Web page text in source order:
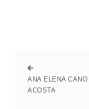
ANA ELENA CANO
ACOSTA